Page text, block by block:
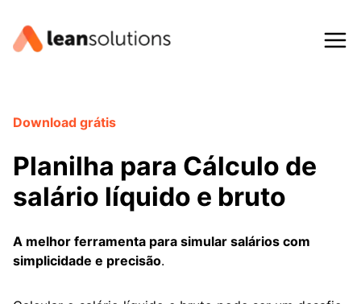
para
Download grátis
Planilha para Cálculo de
salário líquido e bruto
A melhor ferramenta para simular salários com
simplicidade e precisão.